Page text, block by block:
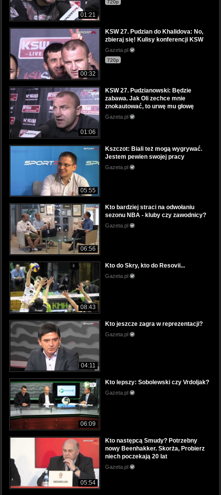
01:21
720p
00:32
KSW 27. Pudzian do Khalidova: No,
zbieraj się! Kulisy konferencji KSW
Gazeta.pl
720p
01:06
KSW 27. Pudzianowski: Będzie
zabawa. Jak Oli zechce mnie
znokautować, to urwę mu głowę
Gazeta.pl
05:55
Kszczot: Biali też mogą wygrywać.
Jestem pewien swojej pracy
Gazeta.pl
06:56
Kto bardziej straci na odwołaniu
sezonu NBA - kluby czy zawodnicy?
Gazeta.pl
08:43
Kto do Skry, kto do Resovii...
Gazeta.pl
04:11
Kto jeszcze zagra w reprezentacji?
Gazeta.pl
06:09
Kto lepszy: Sobolewski czy Vrdoljak?
Gazeta.pl
05:54
Kto następcą Smudy? Potrzebny
nowy Beenhakker. Skorża, Probierz
niech poczekają 20 lat
Gazeta.pl